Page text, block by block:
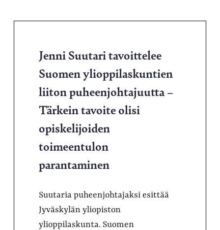
Jenni Suutari tavoittelee
Suomen ylioppilaskuntien
liiton puheenjohtajuutta –
Tärkein tavoite olisi
opiskelijoiden
toimeentulon
parantaminen
Suutaria puheenjohtajaksi esittää
Jyväskylän yliopiston
ylioppilaskunta. Suomen